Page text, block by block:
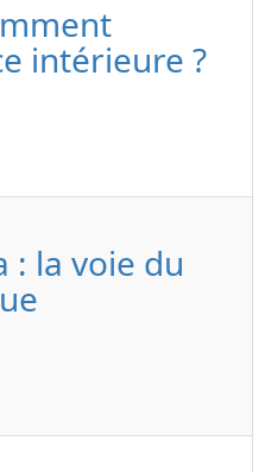
intérieure ?
: la voie du